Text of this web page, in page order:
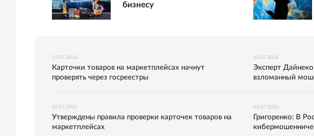
бизнесу
03.07.2026
Карточки товаров на маркетплейсах начнут
проверять через госреестры
03.07.2026
Эксперт Дайнеко
взломанный
03.07.2026
Утверждены правила проверки карточек товаров на
маркетплейсах
02.07.2026
Григоренко: В